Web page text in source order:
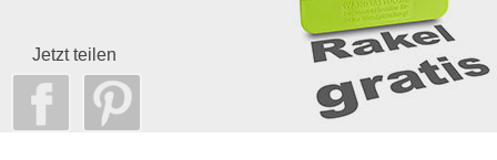
Jetzt teilen